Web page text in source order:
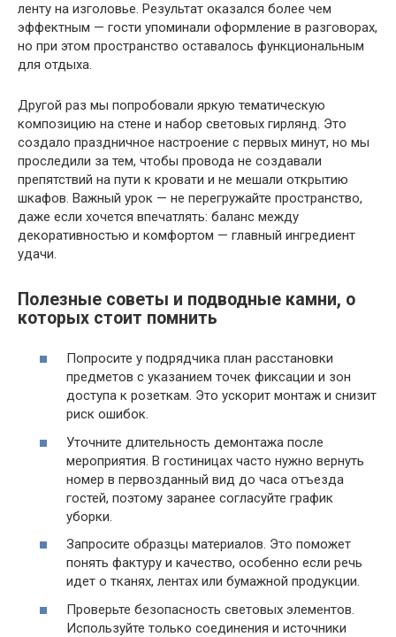
ленту на изголовье. Результат оказался более чем
эффектным — гости упоминали оформление в разговорах,
но при этом пространство оставалось функциональным
для отдыха.
Другой раз мы попробовали яркую тематическую
композицию на стене и набор световых гирлянд. Это
создало праздничное настроение с первых минут, но мы
проследили за тем, чтобы провода не создавали
препятствий на пути к кровати и не мешали открытию
шкафов. Важный урок — не перегружайте пространство,
даже если хочется впечатлять: баланс между
декоративностью и комфортом — главный ингредиент
удачи.
Полезные советы и подводные камни, о
которых стоит помнить
Попросите у подрядчика план расстановки
предметов с указанием точек фиксации и зон
доступа к розеткам. Это ускорит монтаж и снизит
риск ошибок.
Уточните длительность демонтажа после
мероприятия. В гостиницах часто нужно вернуть
номер в первозданный вид до часа отъезда
гостей, поэтому заранее согласуйте график
уборки.
Запросите образцы материалов. Это поможет
понять фактуру и качество, особенно если речь
идет о тканях, лентах или бумажной продукции.
Проверьте безопасность световых элементов.
Используйте только соединения и источники